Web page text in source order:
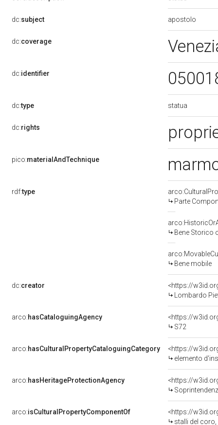
dc:subject apostolo
dc:coverage
dc:identifier
dc:type statua
dc:rights
pico:materialAndTechnique
rdf:type
Parte
Bene Storico
Bene mobile
dc:creator
<https://
Lombardo
arco:hasCataloguingAgency
<https://
S72
arco:hasCulturalPropertyCataloguingCategory
<https://
elemento
arco:hasHeritageProtectionAgency
<https://
Soprintendenza
arco:isCulturalPropertyComponentOf
<https://
stalli del